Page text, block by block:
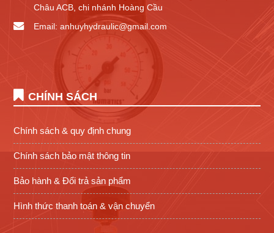
Châu ACB, chi nhánh Hoàng Cầu
Email: anhuyhydraulic@gmail.com
CHÍNH SÁCH
Chính sách & quy định chung
Chính sách bảo mật thông tin
Bảo hành & Đổi trả sản phẩm
Hình thức thanh toán & vận chuyển